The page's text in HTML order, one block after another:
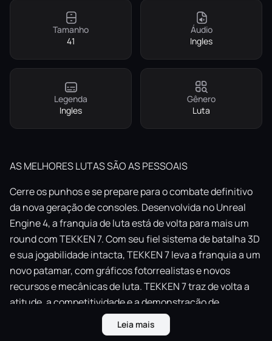
Tamanho
41
Áudio
Ingles
Legenda
Ingles
Gênero
Luta
AS MELHORES LUTAS SÃO AS PESSOAIS
Cerre os punhos e se prepare para o combate definitivo
da nova geração de consoles. Desenvolvida no Unreal
Engine 4, a franquia de luta está de volta para mais um
round com TEKKEN 7. Com seu fiel sistema de batalha 3D
e sua jogabilidade intacta, TEKKEN 7 leva a franquia a um
novo patamar, com gráficos fotorrealistas e novos
recursos e mecânicas de luta. TEKKEN 7 traz de volta a
atitude, a competitividade e a demonstração de
habilidade enraizadas em seu DNA arcade para
proporcionar a experiência de jogo de luta definitiva.
Leia mais